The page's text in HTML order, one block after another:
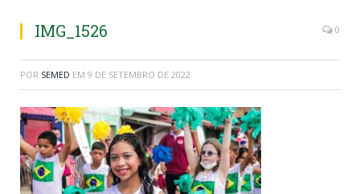
IMG_1526 0
POR SEMED EM 9 DE SETEMBRO DE 2022